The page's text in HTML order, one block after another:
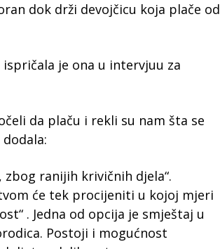
dok drži devojčicu koja plače od
ispričala je ona u intervjuu za
da plaču i rekli su nam šta se
zbog ranijih krivičnih djela“.
će tek procijeniti u kojoj mjeri
. Jedna od opcija je smještaj u
Postoji i mogućnost